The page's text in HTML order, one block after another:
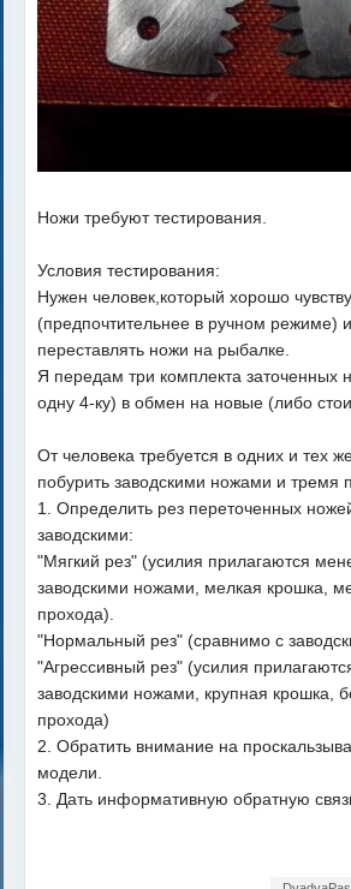
Ножи требуют тестирования.
Условия тестирования:
Нужен человек,который хорошо
(предпочтительнее в ручном режиме)
переставлять ножи на рыбалке.
Я передам три комплекта заточенных
одну 4-ку) в обмен на новые (либо
От человека требуется в одних и тех
побурить заводскими ножами и тремя
1. Определить рез переточенных
заводскими:
"Мягкий рез" (усилия прилагаются
заводскими ножами, мелкая крошка,
прохода).
"Нормальный рез" (сравнимо с
"Агрессивный рез" (усилия
заводскими ножами, крупная крошка,
прохода)
2. Обратить внимание на
модели.
3. Дать информативную обратную